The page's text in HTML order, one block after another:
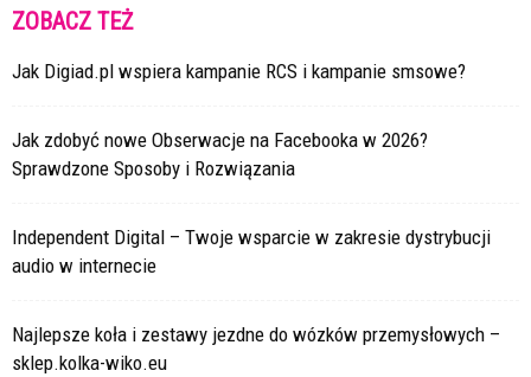
ZOBACZ TEŻ
Jak Digiad.pl wspiera kampanie RCS i kampanie smsowe?
Jak zdobyć nowe Obserwacje na Facebooka w 2026?
Sprawdzone Sposoby i Rozwiązania
Independent Digital – Twoje wsparcie w zakresie dystrybucji
audio w internecie
Najlepsze koła i zestawy jezdne do wózków przemysłowych –
sklep.kolka-wiko.eu